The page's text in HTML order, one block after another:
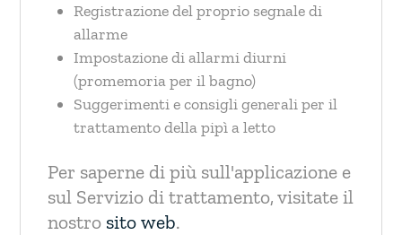
Registrazione del proprio segnale di
allarme
Impostazione di allarmi diurni
(promemoria per il bagno)
Suggerimenti e consigli generali per il
trattamento della pipì a letto
Per saperne di più sull'applicazione e
sul Servizio di trattamento, visitate il
nostro sito web.